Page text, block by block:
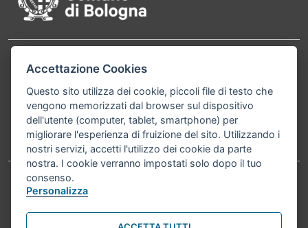
Contatti
Comune di Bologna, Piazza Maggiore, 6 - 40124
Bologna P.Iva 01232710374 Cod. IBAN: IT 88 R
02008 02435 000020067156
Telefono:051203040
Accessibilità Carta dei valori
Informativa sul trattamento dei dati personali Note legali
Accettazione Cookies
Questo sito utilizza dei cookie, piccoli file di testo che
vengono memorizzati dal browser sul dispositivo
dell'utente (computer, tablet, smartphone) per
migliorare l'esperienza di fruizione del sito. Utilizzando i
nostri servizi, accetti l'utilizzo dei cookie da parte
nostra. I cookie verranno impostati solo dopo il tuo
consenso.
Personalizza